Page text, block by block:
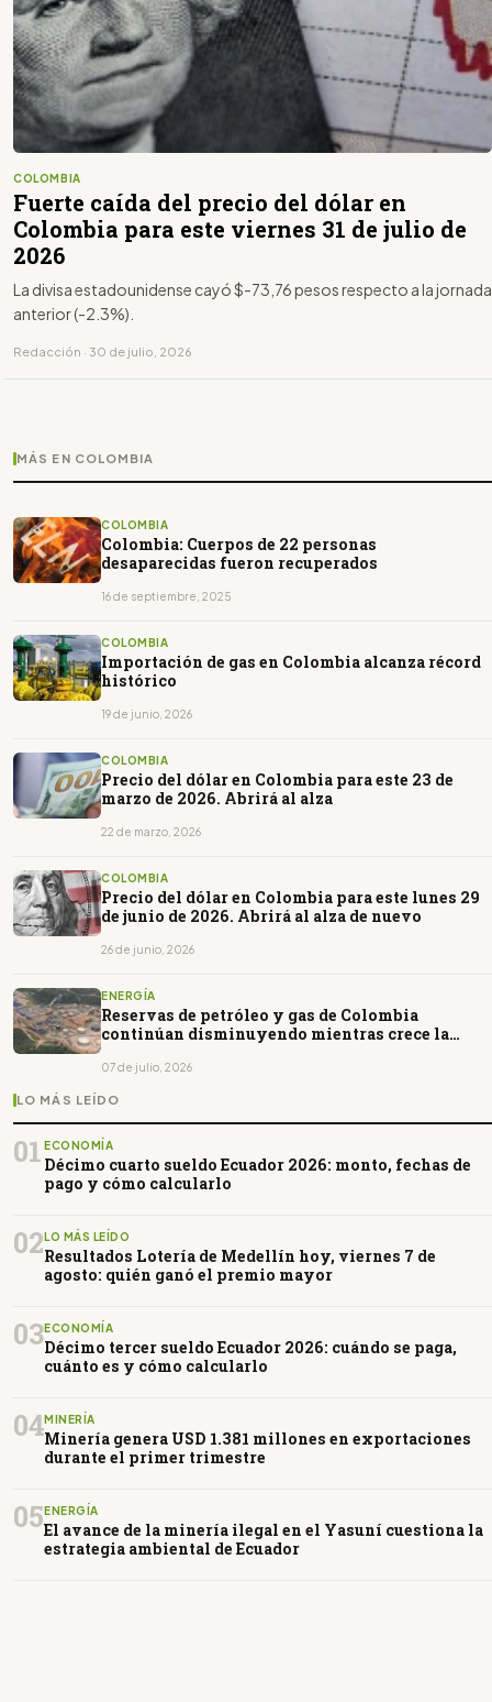
COLOMBIA
Fuerte caída del precio del dólar en
Colombia para este viernes 31 de julio de
2026
La divisa estadounidense cayó $-73,76 pesos respecto a la jornada
anterior (-2.3%).
Redacción · 30 de julio, 2026
MÁS EN COLOMBIA
COLOMBIA
Colombia: Cuerpos de 22 personas
desaparecidas fueron recuperados
16 de septiembre, 2025
COLOMBIA
Importación de gas en Colombia alcanza récord
histórico
19 de junio, 2026
COLOMBIA
Precio del dólar en Colombia para este 23 de
marzo de 2026. Abrirá al alza
22 de marzo, 2026
COLOMBIA
Precio del dólar en Colombia para este lunes 29
de junio de 2026. Abrirá al alza de nuevo
26 de junio, 2026
ENERGÍA
Reservas de petróleo y gas de Colombia
continúan disminuyendo mientras crece la
07 de julio, 2026
LO MÁS LEÍDO
01 ECONOMÍA
Décimo cuarto sueldo Ecuador 2026: monto, fechas de
pago y cómo calcularlo
02LO MÁS LEÍDO
Resultados Lotería de Medellín hoy, viernes 7 de
agosto: quién ganó el premio mayor
03ECONOMÍA
Décimo tercer sueldo Ecuador 2026: cuándo se paga,
cuánto es y cómo calcularlo
04MINERÍA
Minería genera USD 1.381 millones en exportaciones
durante el primer trimestre
05ENERGÍA
El avance de la minería ilegal en el Yasuní cuestiona la
estrategia ambiental de Ecuador